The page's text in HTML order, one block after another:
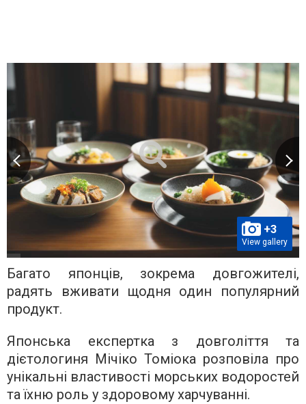
+3
View gallery
Багато японців, зокрема довгожителі,
радять вживати щодня один популярний
продукт.
Японська експертка з довголіття та
дієтологиня Мічіко Томіока розповіла про
унікальні властивості морських водоростей
та їхню роль у здоровому харчуванні.